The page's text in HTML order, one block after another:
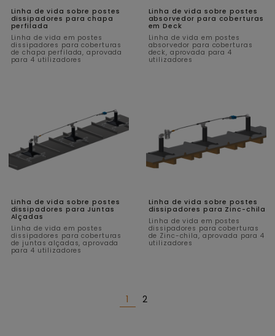
Linha de vida sobre postes
dissipadores para chapa
perfilada
Linha de vida em postes
dissipadores para coberturas
de chapa perfilada, aprovada
para 4 utilizadores
Linha de vida sobre postes
absorvedor para coberturas
em Deck
Linha de vida em postes
absorvedor para coberturas
deck, aprovada para 4
utilizadores
Linha de vida sobre postes
dissipadores para Juntas
Alçadas
Linha de vida em postes
dissipadores para coberturas
de juntas alçadas, aprovada
para 4 utilizadores
Linha de vida sobre postes
dissipadores para Zinc-chila
Linha de vida em postes
dissipadores para coberturas
de Zinc-chila, aprovada para 4
utilizadores
1 2